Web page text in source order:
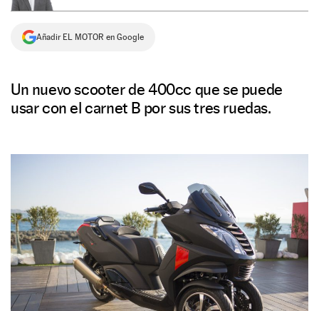
Añadir EL MOTOR en Google
Un nuevo scooter de 400cc que se puede
usar con el carnet B por sus tres ruedas.